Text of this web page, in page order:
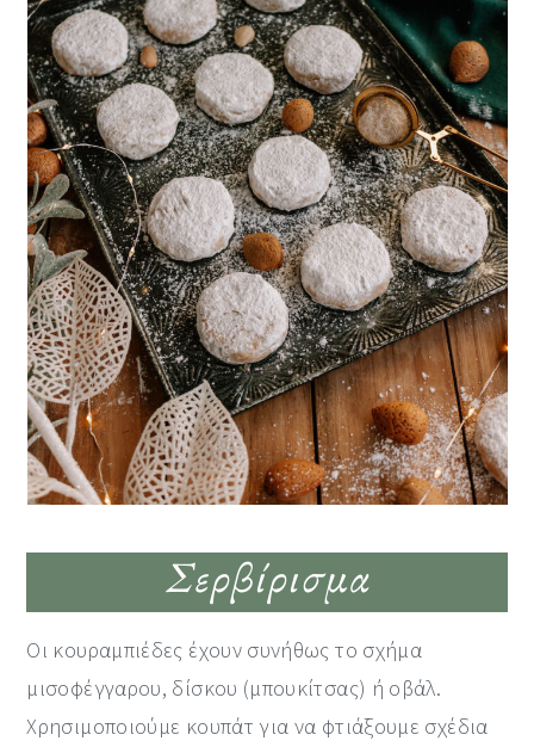
Σερβίρισμα
Οι κουραμπιέδες έχουν συνήθως το σχήμα
μισοφέγγαρου, δίσκου (μπουκίτσας) ή οβάλ.
Χρησιμοποιούμε κουπάτ για να φτιάξουμε σχέδια